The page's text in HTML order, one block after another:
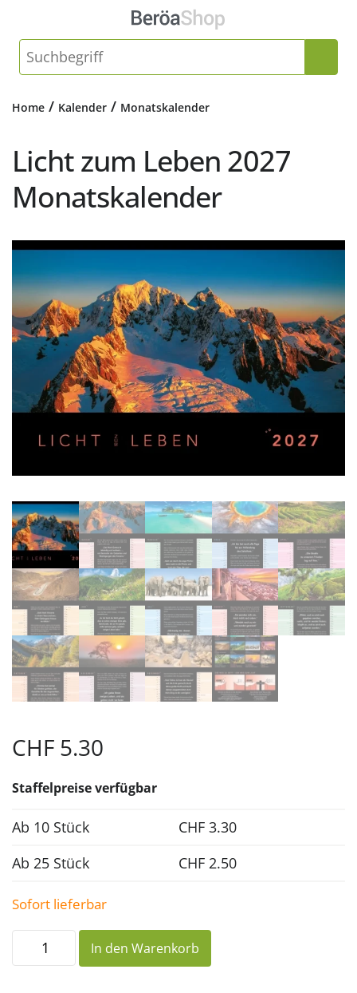
Home / Kalender / Monatskalender
Licht zum Leben 2027
Monatskalender
CHF 5.30
Staffelpreise verfügbar
Ab 10 Stück CHF 3.30
Ab 25 Stück
CHF 2.50
Sofort lieferbar
Licht
Leben
In den Warenkorb